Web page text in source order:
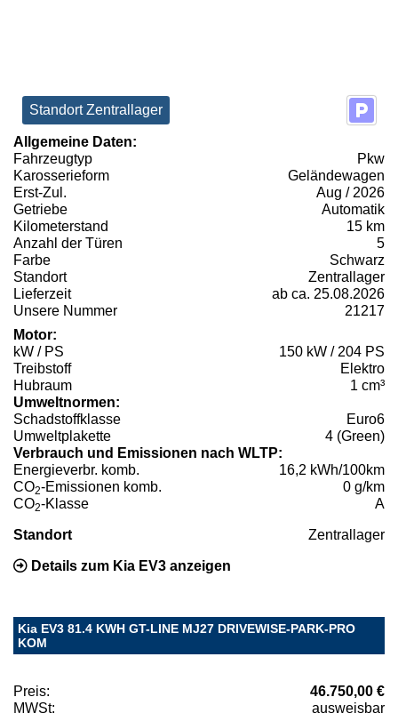
Standort Zentrallager
Allgemeine Daten:
Fahrzeugtyp
Pkw
Karosserieform
Geländewagen
Erst-Zul.
Aug / 2026
Getriebe
Automatik
Kilometerstand
15 km
Anzahl der Türen
5
Farbe
Schwarz
Standort
Zentrallager
Lieferzeit
ab ca. 25.08.2026
Unsere Nummer
21217
Motor:
kW / PS
150 kW / 204 PS
Treibstoff
Elektro
Hubraum
1 cm³
Umweltnormen:
Schadstoffklasse
Euro6
Umweltplakette
4 (Green)
Verbrauch und Emissionen nach WLTP:
Energieverbr. komb.
16,2 kWh/100km
CO2-Emissionen komb.
0 g/km
CO2-Klasse A
Standort Zentrallager
Details zum Kia EV3 anzeigen
Kia EV3 81.4 KWH GT-LINE MJ27 DRIVEWISE-PARK-PRO
KOM
Preis:
46.750,00 €
MWSt:
ausweisbar